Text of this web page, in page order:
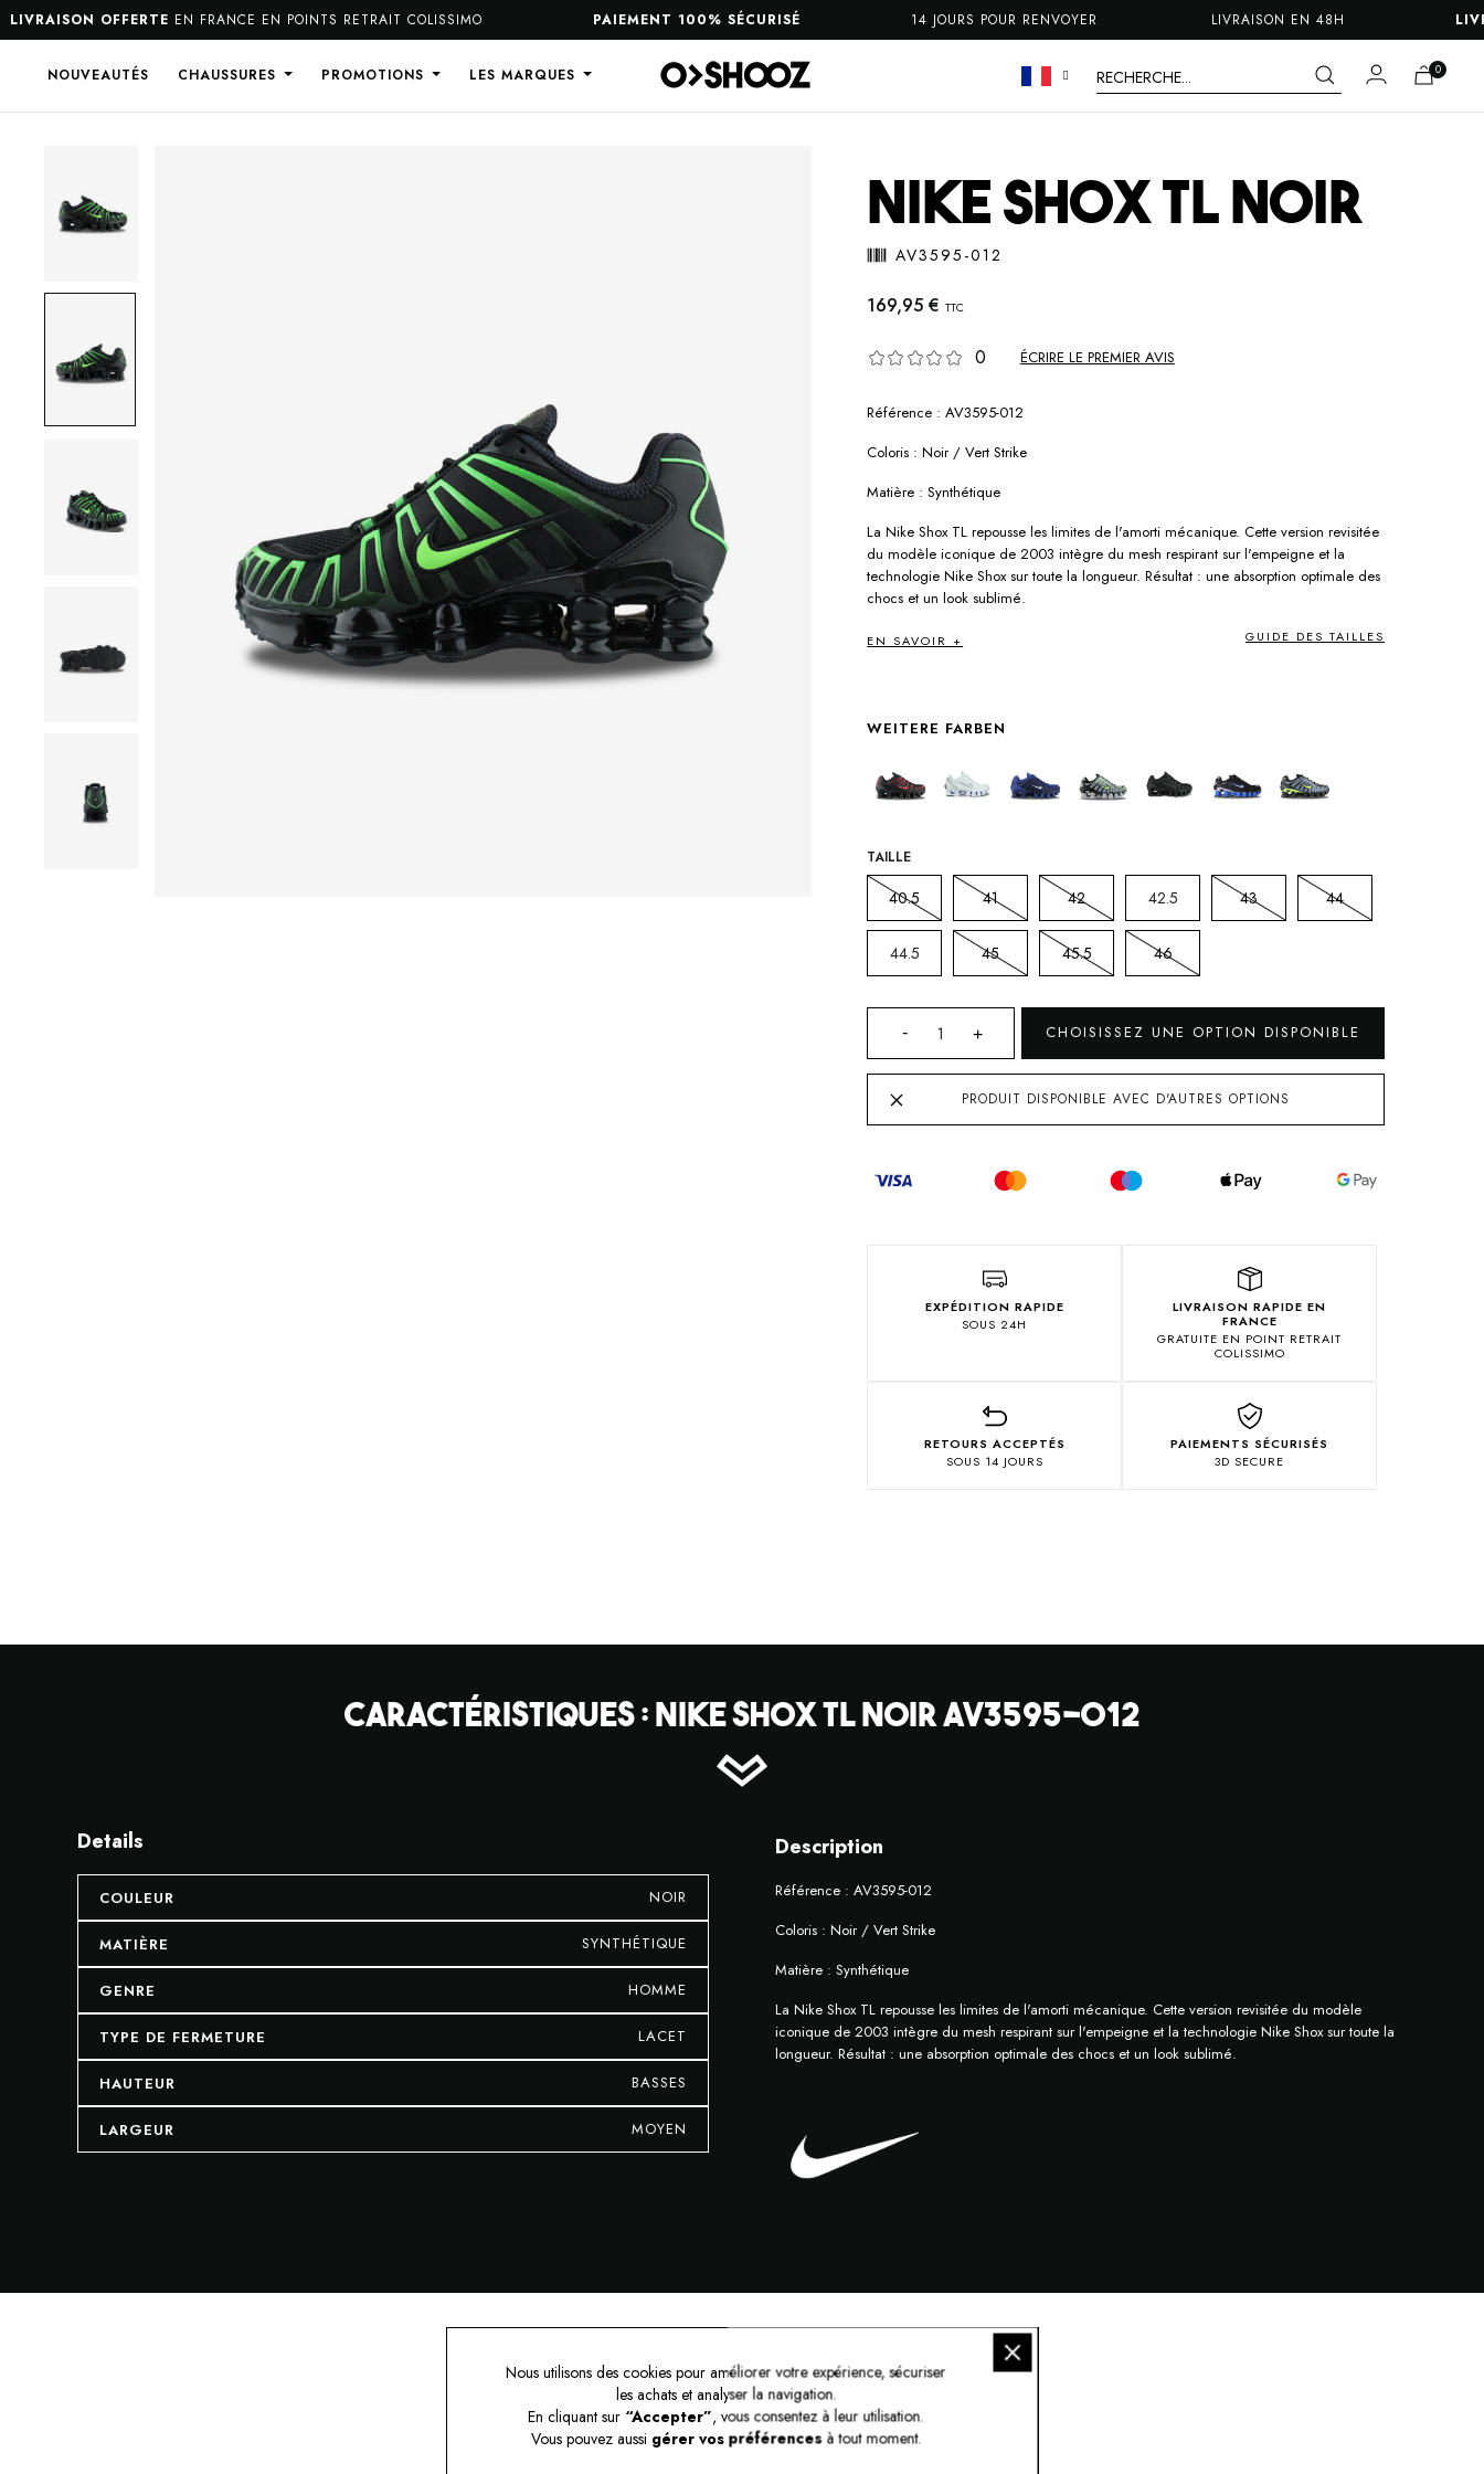
OFFERTEEN FRANCE EN POINTS RETRAIT COLISSIMO PAIEMENT 100% SÉCURISÉ 14 JOURS POUR RENVOYER LIVRAISON EN 48H
NOUVEAUTÉS CHAUSSURES PROMOTIONS LES MARQUES
NIKE SHOX TL NOIR
AV3595-012
169,95 €TTC
0 ÉCRIRE LE PREMIER AVIS
Référence : AV3595-012
Coloris : Noir / Vert Strike
Matière : Synthétique
La Nike Shox TL repousse les limites de l'amorti mécanique. Cette version revisitée
du modèle iconique de 2003 intègre du mesh respirant sur l'empeigne et la
technologie Nike Shox sur toute la longueur. Résultat : une absorption optimale des
chocs et un look sublimé.
EN SAVOIR + GUIDE DES TAILLES
WEITERE FARBEN
TAILLE
40.5 41 42 42.5 43 44
44.5 45 45.5 46
CHOISISSEZ UNE OPTION DISPONIBLE
PRODUIT DISPONIBLE AVEC D'AUTRES OPTIONS
EXPÉDITION RAPIDE
SOUS 24H
LIVRAISON RAPIDE EN
FRANCE
GRATUITE EN POINT RETRAIT
COLISSIMO
RETOURS ACCEPTÉS
SOUS 14 JOURS
PAIEMENTS SÉCURISÉS
3D SECURE
CARACTÉRISTIQUES : NIKE SHOX TL NOIR AV3595-012
Details
COULEUR NOIR
MATIÈRE SYNTHÉTIQUE
GENRE HOMME
TYPE DE FERMETURE LACET
HAUTEUR BASSES
LARGEUR MOYEN
Description
Référence : AV3595-012
Coloris : Noir / Vert Strike
Matière : Synthétique
La Nike Shox TL repousse les limites de l'amorti mécanique. Cette version revisitée du modèle
iconique de 2003 intègre du mesh respirant sur l'empeigne et la technologie Nike Shox sur toute la
longueur. Résultat : une absorption optimale des chocs et un look sublimé.
AVIS (0)
Nous utilisons des cookies pour améliorer votre expérience, sécuriser
les achats et analyser la navigation.
En cliquant sur “Accepter”, vous consentez à leur utilisation.
Vous pouvez aussi gérer vos préférencesà tout moment.